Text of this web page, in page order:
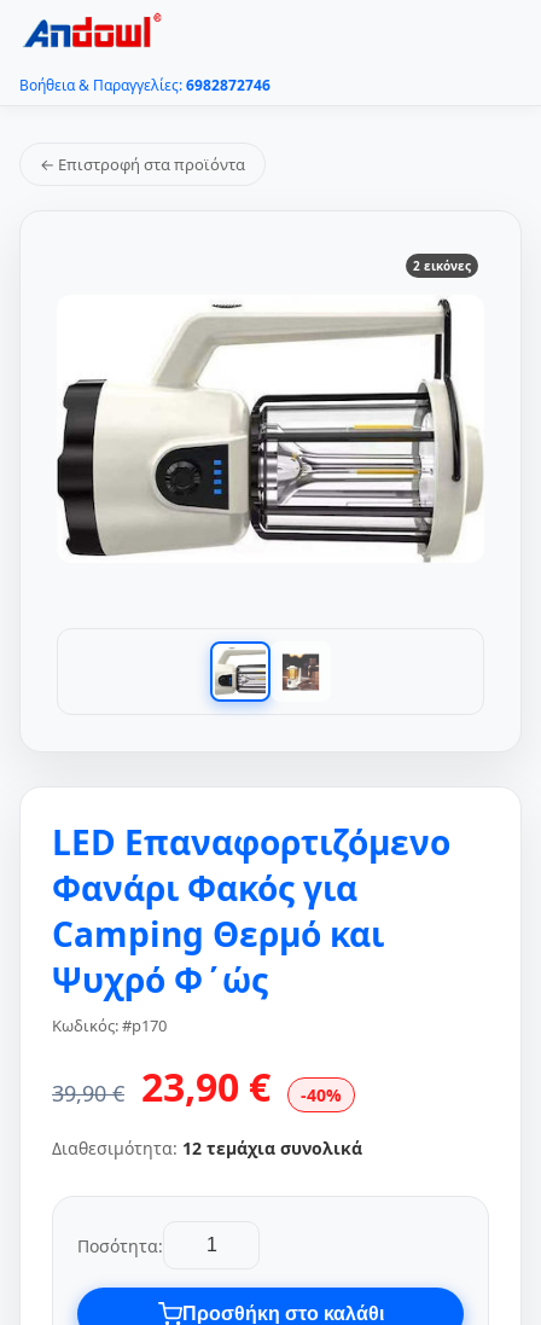
Βοήθεια & Παραγγελίες:6982872746
← Επιστροφή στα προϊόντα
2 εικόνες
LED Επαναφορτιζόμενο
Φανάρι Φακός για
Camping Θερμό και
Ψυχρό Φ΄ώς
Κωδικός: #p170
39,90 € 23,90 € -40%
Διαθεσιμότητα: 12 τεμάχια συνολικά
Ποσότητα:
Προσθήκη στο καλάθι